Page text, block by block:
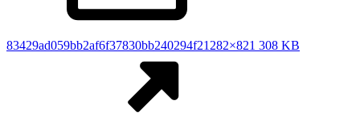
83429ad059bb2af6f37830bb240294f21282×821 308 KB